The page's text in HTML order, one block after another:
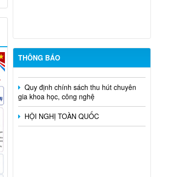
THÔNG BÁO
Xã Tân Hưng đẩy mạnh chuyển đổi số
tra cứu thủ tục hành chính
Quy định chính sách thu hút chuyên
gia khoa học, công nghệ
HỘI NGHỊ TOÀN QUỐC